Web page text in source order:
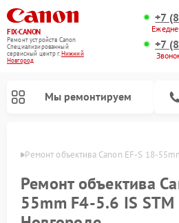
FIX-CANON
Ремонт устройств Canon
Специализированный
cервисный центр г.Нижний
Новгород
+7
+7
Мы ремонтируем
Ремонт объектива Canon EF-S 18-
Ремонт объектива
55mm F4-5.6 IS